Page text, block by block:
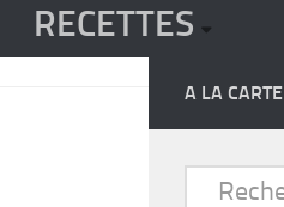
RECETTES
A LA CARTE